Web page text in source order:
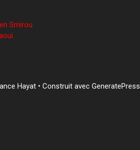
Smirou
Hayat • Construit avec GeneratePress